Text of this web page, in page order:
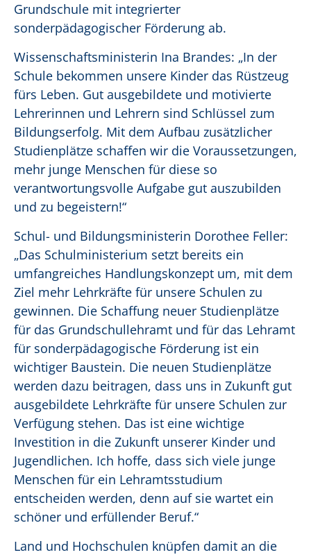
Grundschule mit integrierter
sonderpädagogischer Förderung ab.
Wissenschaftsministerin Ina Brandes: „In der
Schule bekommen unsere Kinder das Rüstzeug
fürs Leben. Gut ausgebildete und motivierte
Lehrerinnen und Lehrern sind Schlüssel zum
Bildungserfolg. Mit dem Aufbau zusätzlicher
Studienplätze schaffen wir die Voraussetzungen,
mehr junge Menschen für diese so
verantwortungsvolle Aufgabe gut auszubilden
und zu begeistern!“
Schul- und Bildungsministerin Dorothee Feller:
„Das Schulministerium setzt bereits ein
umfangreiches Handlungskonzept um, mit dem
Ziel mehr Lehrkräfte für unsere Schulen zu
gewinnen. Die Schaffung neuer Studienplätze
für das Grundschullehramt und für das Lehramt
für sonderpädagogische Förderung ist ein
wichtiger Baustein. Die neuen Studienplätze
werden dazu beitragen, dass uns in Zukunft gut
ausgebildete Lehrkräfte für unsere Schulen zur
Verfügung stehen. Das ist eine wichtige
Investition in die Zukunft unserer Kinder und
Jugendlichen. Ich hoffe, dass sich viele junge
Menschen für ein Lehramtsstudium
entscheiden werden, denn auf sie wartet ein
schöner und erfüllender Beruf.“
Land und Hochschulen knüpfen damit an die